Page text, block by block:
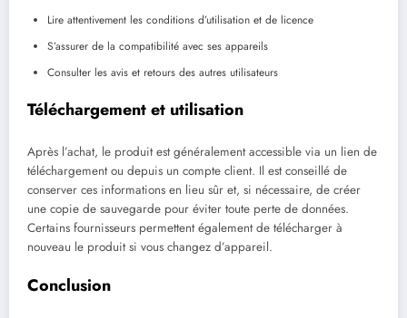
Lire attentivement les conditions d’utilisation et de licence
S’assurer de la compatibilité avec ses appareils
Consulter les avis et retours des autres utilisateurs
Téléchargement et utilisation
Après l’achat, le produit est généralement accessible via un lien de
téléchargement ou depuis un compte client. Il est conseillé de
conserver ces informations en lieu sûr et, si nécessaire, de créer
une copie de sauvegarde pour éviter toute perte de données.
Certains fournisseurs permettent également de télécharger à
nouveau le produit si vous changez d’appareil.
Conclusion